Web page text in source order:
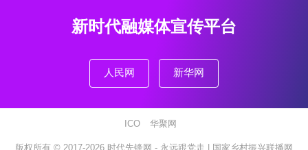
新时代融媒体宣传平台
人民网 新华网
ICO 华聚网
版权所有 © 2017-2026 时代先锋网 - 永远跟党走 | 国家乡村振兴联播网